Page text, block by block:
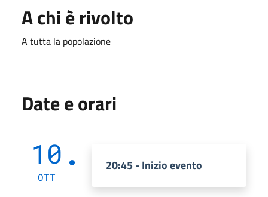
A chi è rivolto
A tutta la popolazione
Date e orari
10
OTT
20:45 - Inizio evento